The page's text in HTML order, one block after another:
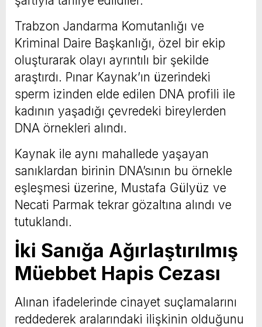
Trabzon Jandarma Komutanlığı ve
Kriminal Daire Başkanlığı, özel bir ekip
oluşturarak olayı ayrıntılı bir şekilde
araştırdı. Pınar Kaynak’ın üzerindeki
sperm izinden elde edilen DNA profili ile
kadının yaşadığı çevredeki bireylerden
DNA örnekleri alındı.
Kaynak ile aynı mahallede yaşayan
sanıklardan birinin DNA’sının bu örnekle
eşleşmesi üzerine, Mustafa Gülyüz ve
Necati Parmak tekrar gözaltına alındı ve
tutuklandı.
İki Sanığa Ağırlaştırılmış
Müebbet Hapis Cezası
Alınan ifadelerinde cinayet suçlamalarını
reddederek aralarındaki ilişkinin olduğunu